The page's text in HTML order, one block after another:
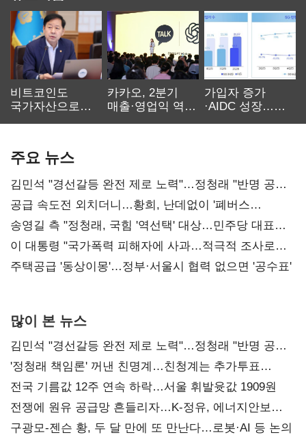
비트코인도
국가자산으로…'
카카오, 2분기
매출·영업익 역대
가입자 증가
·AIDC 성장…
주요 뉴스
김민석 "경선갈등 완전 제로 노력"…정청래 "반명 공세
사과부터"
공급 속도전 외치더니…황희, 난데없이 '폐버스
리모델링' 제안
송영길 측 "정청래, 국힘 '역선택' 대상…민주당 대표로
총선 지휘 못해"
이 대통령 "국가폭력 피해자에 사과…적극적 조사로
진실 밝혀야"
주택공급 '동상이몽'…정부·서울시 협력 없으면 '공수표'
많이 본 뉴스
김민석 "경선갈등 완전 제로 노력"…정청래 "반명 공세
사과부터"
'정청래 책임론' 꺼낸 친명계…친청계는 추가투표
때리기
전국 기름값 12주 연속 하락…서울 휘발윳값 1909원
전쟁에 원유 공급망 흔들리자…K-정유, 에너지안보
핵심으로 재부상
구광모-젠슨 황, 두 달 만에 또 만난다…로봇·AI 등 논의